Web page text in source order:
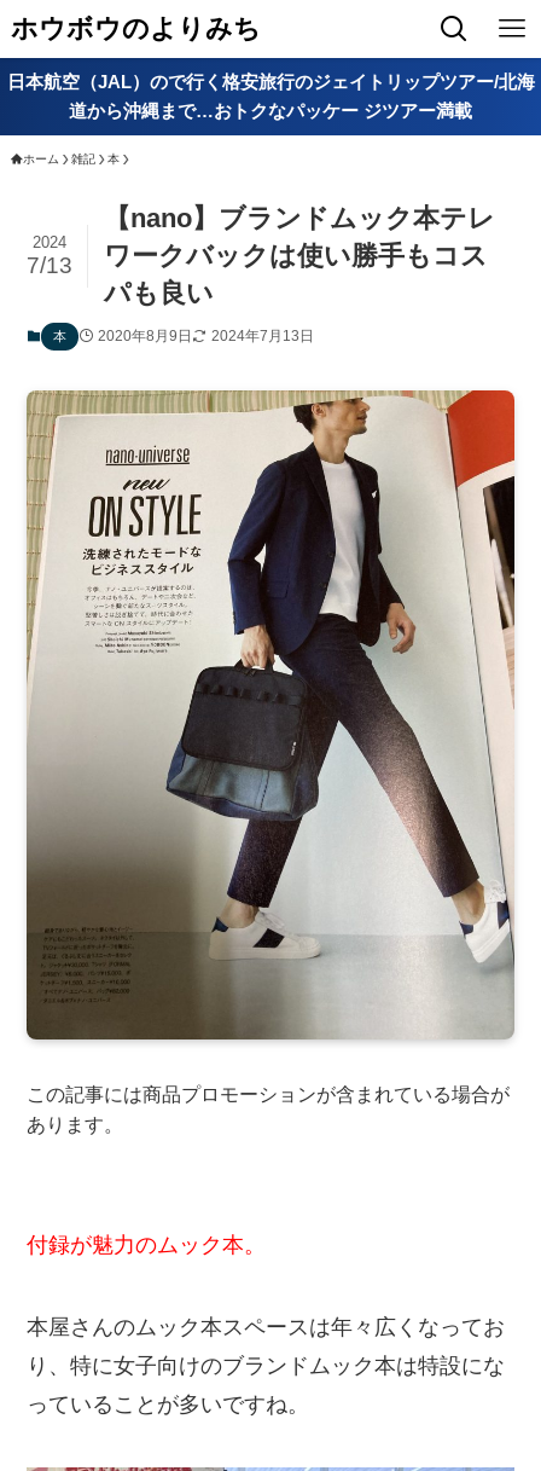
ホウボウのよりみち
日本航空（JAL）ので行く格安旅行のジェイトリップツアー/北海
道から沖縄まで…おトクなパッケー ジツアー満載
ホーム 雑記 本
【nano】ブランドムック本テレ
ワークバックは使い勝手もコス
パも良い
2024
7/13
本 2020年8月9日 2024年7月13日
この記事には商品プロモーションが含まれている場合が
あります。
付録が魅力のムック本。
本屋さんのムック本スペースは年々広くなってお
り、特に女子向けのブランドムック本は特設にな
っていることが多いですね。